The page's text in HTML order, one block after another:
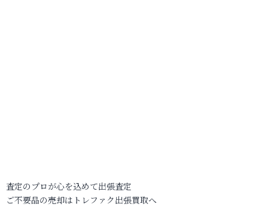
査定のプロが心を込めて出張査定
ご不要品の売却はトレファク出張買取へ